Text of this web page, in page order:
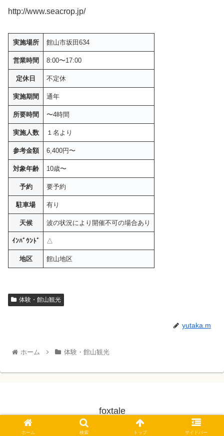
http://www.seacrop.jp/
実施場所 館山市坂田634
営業時間 8:00〜17:00
定休日 不定休
実施期間 通年
所要時間 〜4時間
実施人数 １名より
参考金額 6,400円〜
対象年齢 10歳〜
予約 要予約
駐車場 有り
天候 波の状況により開催不可の場合あり
ｲﾝﾊﾞｳﾝﾄﾞ △
地区 館山地区
体験・館山観光
yutaka.m
ホーム 体験・館山観光
foxtale
© 2023 foxtale.
ホーム 検索 トップ サイドバー